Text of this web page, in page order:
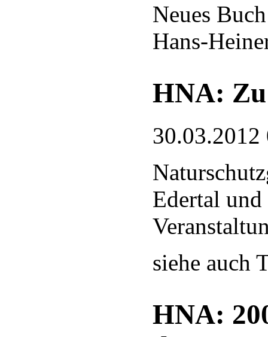
Neues
Hans-
HNA:
30.03.2012
Edertal
siehe auch
HNA: